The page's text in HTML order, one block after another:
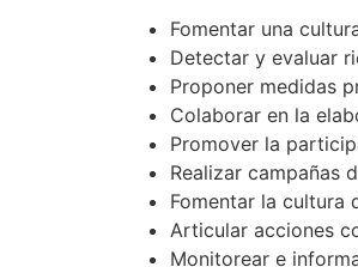
Fomentar una
Detectar y evaluar
Proponer medidas
Colaborar en la
Promover la
Realizar campañas
Fomentar la cultura
Articular acciones
Monitorear e